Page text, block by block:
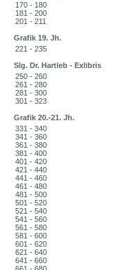
170 - 180
181 - 200
201 - 211
Grafik 19. Jh.
221 - 235
Slg. Dr. Hartleb - Exlibris
250 - 260
261 - 280
281 - 300
301 - 323
Grafik 20.-21. Jh.
331 - 340
341 - 360
361 - 380
381 - 400
401 - 420
421 - 440
441 - 460
461 - 480
481 - 500
501 - 520
521 - 540
541 - 560
561 - 580
581 - 600
601 - 620
621 - 640
641 - 660